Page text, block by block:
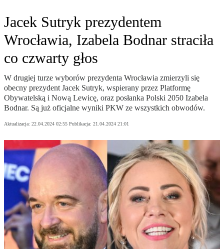
Jacek Sutryk prezydentem
Wrocławia, Izabela Bodnar straciła
co czwarty głos
W drugiej turze wyborów prezydenta Wrocławia zmierzyli się
obecny prezydent Jacek Sutryk, wspierany przez Platformę
Obywatelską i Nową Lewicę, oraz posłanka Polski 2050 Izabela
Bodnar. Są już oficjalne wyniki PKW ze wszystkich obwodów.
Aktualizacja: 22.04.2024 02:55 Publikacja: 21.04.2024 21:01